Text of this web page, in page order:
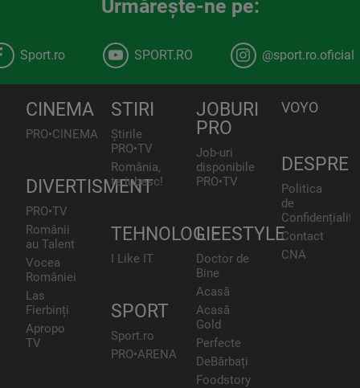
Urmăreşte-ne pe:
Sport.ro SPORT.RO @sport.ro.oficial
CINEMA
PRO•CINEMA
DIVERTISMENT
PRO•TV
Românii
au Talent
Vocea
României
Las
Fierbinți
Apropo
TV
STIRI
Știrile
PRO•TV
România,
te iubesc!
TEHNOLOGIE
I Like IT
SPORT
Sport.ro
PRO•ARENA
JOBURI
PRO
Job-uri
disponibile
PRO•TV
LIFESTYLE
Doctor de
Bine
Acasă
Acasă
Gold
Perfecte
DeBărbați
Foodstory
VOYO
DESPRE
Politica
de
Contact
CNA